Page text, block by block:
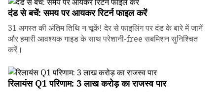
दंड से बचें: समय पर आयकर रिटर्न फाइल करें
31 अगस्त की अंतिम तिथि न चूकें! देर से फाइलिंग पर दंड के बारे में जानें
और हमारी आवश्यक गाइड के साथ परेशानी-free सबमिशन सुनिश्चित
करें।
रिलायंस Q1 परिणाम: ₹3 लाख करोड़ का राजस्व पार